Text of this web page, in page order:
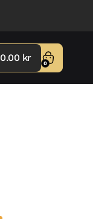
0.00 kr 0